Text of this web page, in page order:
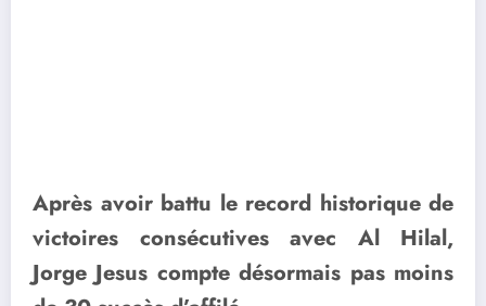
Après avoir battu le record historique de
victoires consécutives avec Al Hilal,
Jorge Jesus compte désormais pas moins